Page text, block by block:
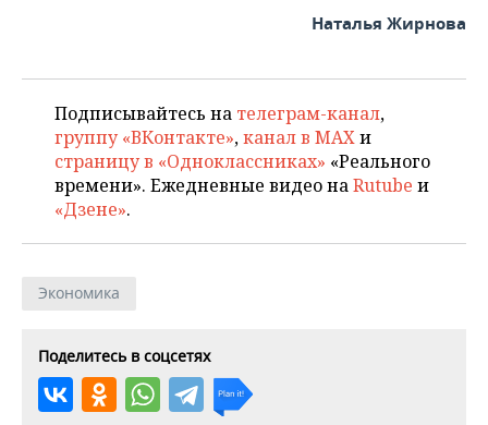
Наталья Жирнова
Подписывайтесь на телеграм-канал,
группу «ВКонтакте»,канал в MAXи
страницу в «Одноклассниках» «Реального
времени». Ежедневные видео наRutube и
«Дзене».
Экономика
Поделитесь в соцсетях